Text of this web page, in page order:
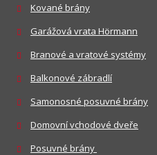
Kované brány
Garážová vrata Hörmann
Branové a vratové systémy
Balkonové zábradlí
Samonosné posuvné brány
Domovní vchodové dveře
Posuvné brány